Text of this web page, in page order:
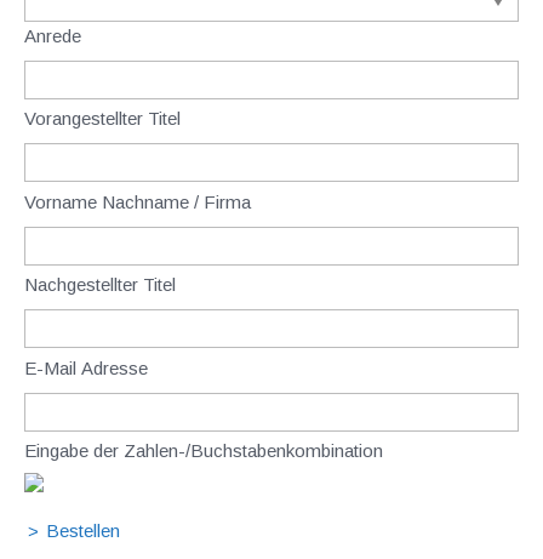
Anrede
Vorangestellter Titel
Vorname Nachname / Firma
Nachgestellter Titel
E-Mail Adresse
Eingabe der Zahlen-/Buchstabenkombination